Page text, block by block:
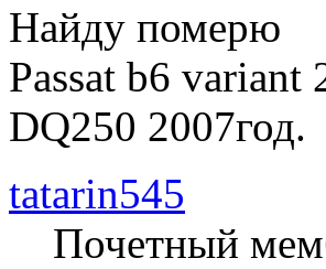
Найду померю
Passat b6
DQ250 2007год.
tatarin545
Почетный